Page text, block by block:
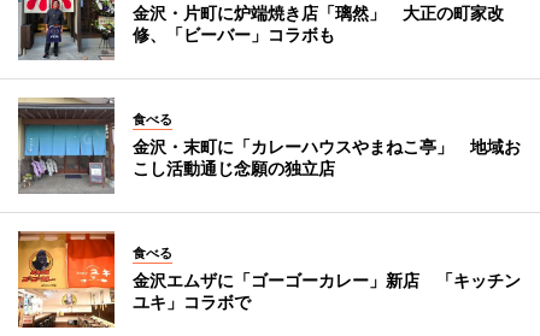
金沢・片町に炉端焼き店「璃然」 大正の町家改
修、「ビーバー」コラボも
食べる
金沢・末町に「カレーハウスやまねこ亭」 地域お
こし活動通じ念願の独立店
食べる
金沢エムザに「ゴーゴーカレー」新店 「キッチン
ユキ」コラボで